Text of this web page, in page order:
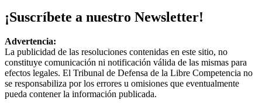
¡Suscríbete a nuestro Newsletter!
Advertencia:
La publicidad de las resoluciones contenidas en este sitio, no
constituye comunicación ni notificación válida de las mismas para
efectos legales. El Tribunal de Defensa de la Libre Competencia no
se responsabiliza por los errores u omisiones que eventualmente
pueda contener la información publicada.